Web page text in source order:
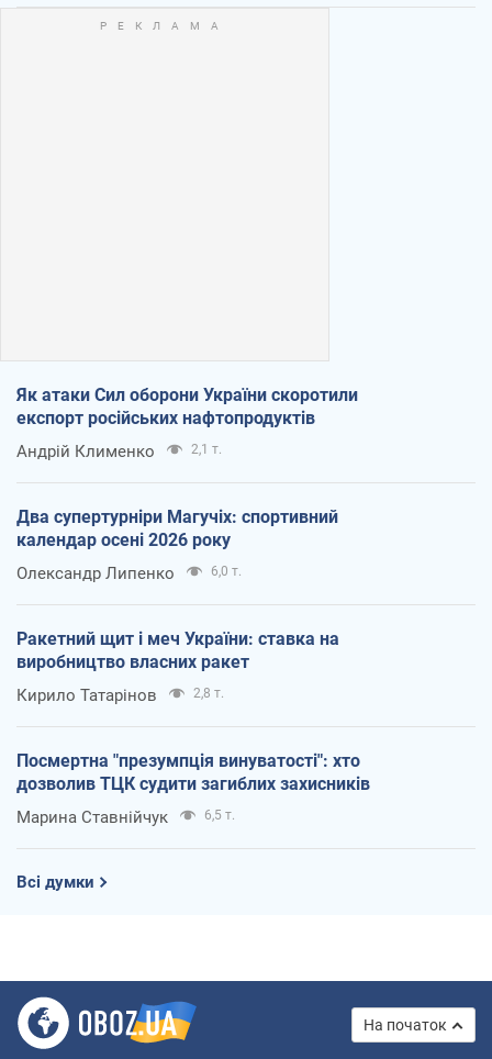
Як атаки Сил оборони України скоротили
експорт російських нафтопродуктів
Андрій Клименко 2,1 т.
Два супертурніри Магучіх: спортивний
календар осені 2026 року
Олександр Липенко 6,0 т.
Ракетний щит і меч України: ставка на
виробництво власних ракет
Кирило Татарінов 2,8 т.
Посмертна "презумпція винуватості": хто
дозволив ТЦК судити загиблих захисників
Марина Ставнійчук 6,5 т.
Всі думки
На початок